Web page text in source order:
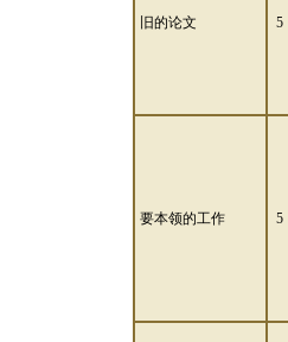
旧的论文 5
要本领的工作 5